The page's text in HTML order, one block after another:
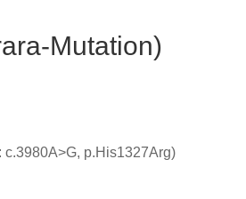
Mutation)
c.3980A>G, p.His1327Arg)